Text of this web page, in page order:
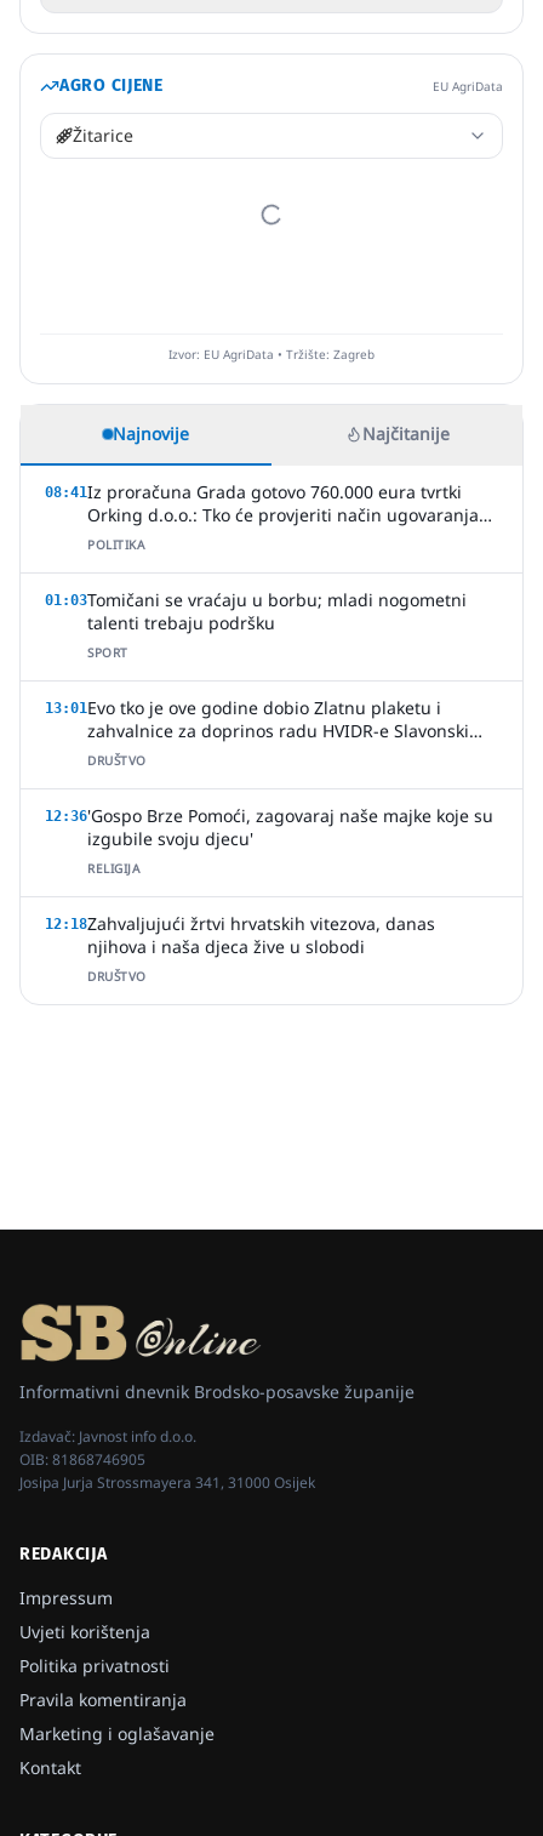
AGRO CIJENE EU AgriData
Žitarice
Izvor: EU AgriData • Tržište: Zagreb
Najnovije Najčitanije
08:41Iz proračuna Grada gotovo 760.000 eura tvrtki
Orking d.o.o.: Tko će provjeriti način ugovaranja
poslova?
POLITIKA
01:03Tomičani se vraćaju u borbu; mladi nogometni
talenti trebaju podršku
SPORT
13:01Evo tko je ove godine dobio Zlatnu plaketu i
zahvalnice za doprinos radu HVIDR-e Slavonski
Brod
DRUŠTVO
12:36'Gospo Brze Pomoći, zagovaraj naše majke koje su
izgubile svoju djecu'
RELIGIJA
12:18Zahvaljujući žrtvi hrvatskih vitezova, danas
njihova i naša djeca žive u slobodi
DRUŠTVO
Informativni dnevnik Brodsko-posavske županije
Izdavač: Javnost info d.o.o.
OIB:81868746905
Josipa Jurja Strossmayera 341, 31000 Osijek
REDAKCIJA
Impressum
Uvjeti korištenja
Politika privatnosti
Pravila komentiranja
Marketing i oglašavanje
Kontakt